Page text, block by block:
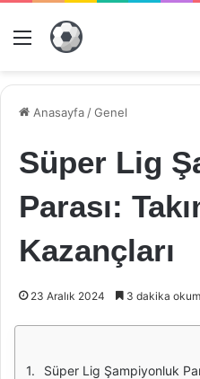
Menü
Anasayfa /Genel
Süper Lig
Parası:
Kazançları
23 Aralık 2024 3 dakika
Süper Lig Şampiyonluk